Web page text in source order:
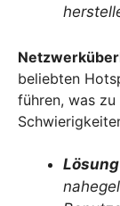
beliebten
führen, was
Lösung